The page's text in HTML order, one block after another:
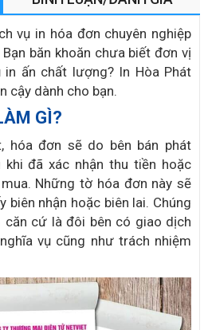
vụ in hóa đơn chuyên nghiệp
băn khoăn chưa biết đơn vị
ấn chất lượng? In Hòa Phát
cậy dành cho bạn.
GÌ?
hóa đơn sẽ do bên bán phát
đã xác nhận thu tiền hoặc
Những tờ hóa đơn này sẽ
biên nhận hoặc biên lai. Chúng
cứ là đôi bên có giao dịch
vụ cũng như trách nhiệm